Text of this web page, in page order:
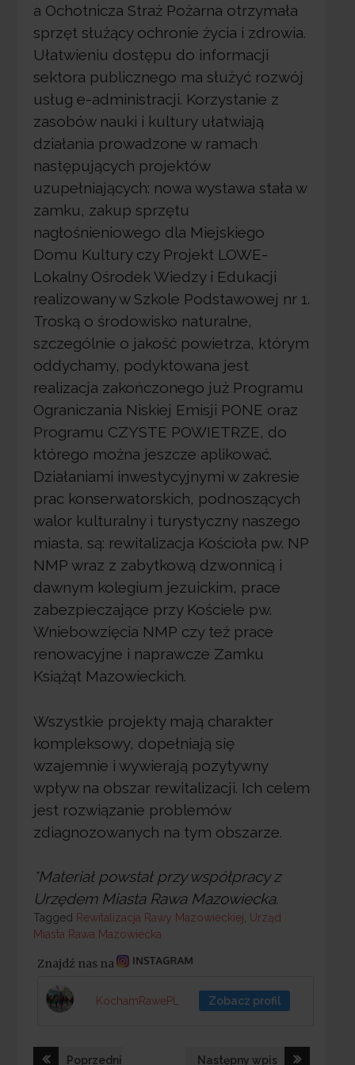
a Ochotnicza Straż Pożarna otrzymała
sprzęt służący ochronie życia i zdrowia.
Ułatwieniu dostępu do informacji
sektora publicznego ma służyć rozwój
usług e-administracji. Korzystanie z
zasobów nauki i kultury ułatwiają
działania prowadzone w ramach
następujących projektów
uzupełniających: nowa wystawa stała w
zamku, zakup sprzętu
nagłośnieniowego dla Miejskiego
Domu Kultury czy Projekt LOWE-
Lokalny Ośrodek Wiedzy i Edukacji
realizowany w Szkole Podstawowej nr 1.
Troską o środowisko naturalne,
szczególnie o jakość powietrza, którym
oddychamy, podyktowana jest
realizacja zakończonego już Programu
Ograniczania Niskiej Emisji PONE oraz
Programu CZYSTE POWIETRZE, do
którego można jeszcze aplikować.
Działaniami inwestycyjnymi w zakresie
prac konserwatorskich, podnoszących
walor kulturalny i turystyczny naszego
miasta, są: rewitalizacja Kościoła pw. NP
NMP wraz z zabytkową dzwonnicą i
dawnym kolegium jezuickim, prace
zabezpieczające przy Kościele pw.
Wniebowzięcia NMP czy też prace
renowacyjne i naprawcze Zamku
Książąt Mazowieckich.
Wszystkie projekty mają charakter
kompleksowy, dopełniają się
wzajemnie i wywierają pozytywny
wpływ na obszar rewitalizacji. Ich celem
jest rozwiązanie problemów
zdiagnozowanych na tym obszarze.
*Materiał powstał przy współpracy z
Urzędem Miasta Rawa Mazowiecka.
Tagged
Tagged Rewitalizacja Rawy Mazowieckiej Urząd
Miasta Rawa Mazowiecka
Znajdź nas na
KochamRawePL Zobacz profil
Nawigacja
Poprzedni Następny wpis